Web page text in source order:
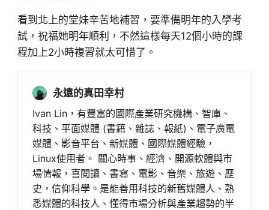
看到北上的堂妹辛苦地補習，要準備明年的入學考
試，祝福她明年順利，不然這樣每天12個小時的課
程加上2小時複習就太可惜了。
永遠的真田幸村
Ivan Lin，有豐富的國際產業研究機構、智庫、
科技、平面媒體 (書籍、雜誌、報紙)、電子廣電
媒體、影音平台、新媒體、國際媒體經驗，
Linux使用者。 關心時事、經濟、開源軟體與市
場情報，喜閱讀、書寫、電影、音樂、旅遊、歷
史，信仰科學。是能善用科技的新舊媒體人、熟
悉媒體的科技人、懂得市場分析與產業趨勢的半